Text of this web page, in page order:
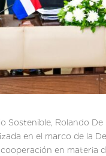
Sostenible, Rolando
en el marco de la
en materia